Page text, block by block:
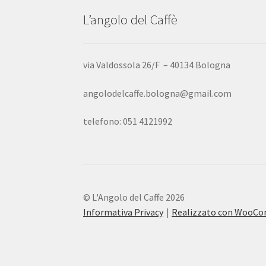
L’angolo del Caffè
via Valdossola 26/F – 40134 Bologna
angolodelcaffe.bologna@gmail.com
telefono: 051 4121992
© L'Angolo del Caffe 2026
Informativa Privacy
Realizzato con